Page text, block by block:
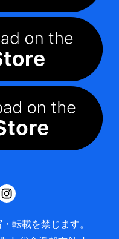
転載を禁じます。